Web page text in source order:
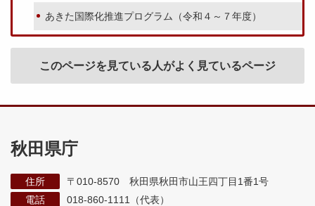
あきた国際化推進プログラム（令和４～７年度）
このページを見ている人がよく見ているページ
秋田県庁
住所
〒010-8570 秋田県秋田市山王四丁目1番1号
電話
018-860-1111（代表）